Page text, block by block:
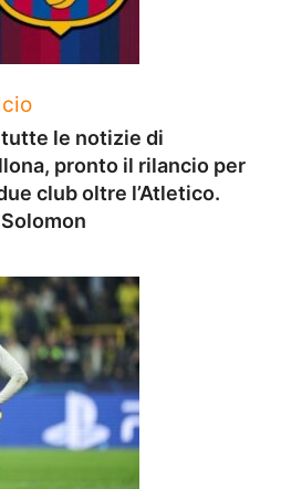
le notizie di
pronto il rilancio per
club oltre l’Atletico.